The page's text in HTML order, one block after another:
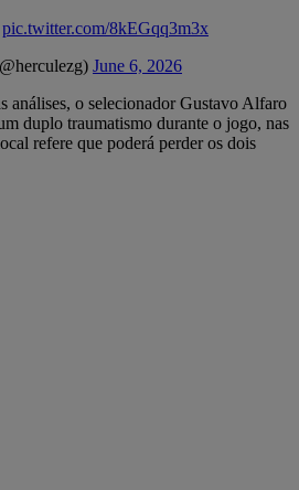
pic.twitter.com/8kEGqq3m3x
June 6, 2026
análises, o selecionador Gustavo Alfaro
duplo traumatismo durante o jogo, nas
refere que poderá perder os dois